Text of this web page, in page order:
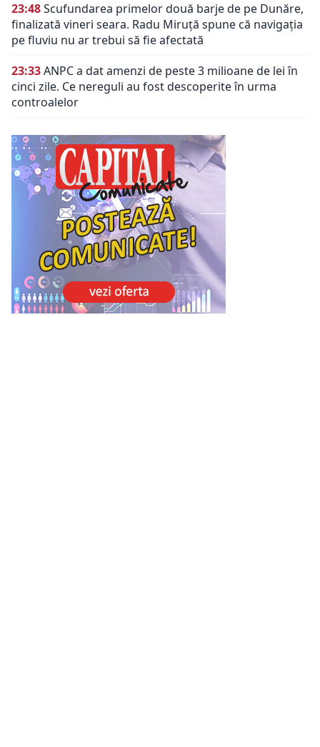
23:48Scufundarea primelor două barje de pe Dunăre,
finalizată vineri seara. Radu Miruță spune că navigația
pe fluviu nu ar trebui să fie afectată
23:33ANPC a dat amenzi de peste 3 milioane de lei în
cinci zile. Ce nereguli au fost descoperite în urma
controalelor